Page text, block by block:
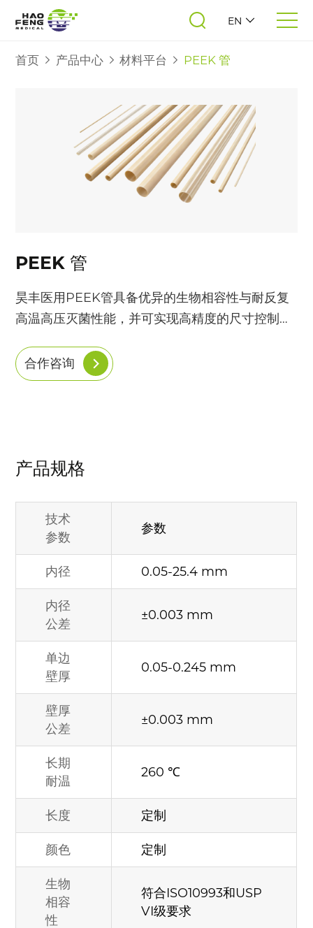
EN
首页 产品中心 材料平台 PEEK 管
PEEK 管
昊丰医用PEEK管具备优异的生物相容性与耐反复
高温高压灭菌性能，并可实现高精度的尺寸控制，
类精密医疗设备的流体传输系统。
合作咨询
产品规格
技术
参数
参数
内径 0.05-25.4 mm
内径
公差
±0.003 mm
单边
壁厚
0.05-0.245 mm
壁厚
公差
±0.003 mm
长期
耐温
260 ℃
长度 定制
颜色 定制
生物
相容
性
符合ISO10993和USP
VI级要求